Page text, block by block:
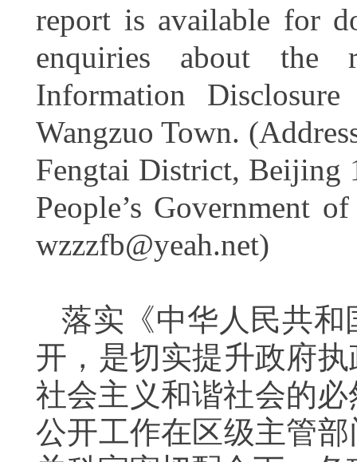
report is available for
enquiries about the
Information
Wangzuo Town.
Fengtai District, Beijing
People’s Government
wzzzfb@yeah.net)
落实《中华人民共
开，是切实提升政府
社会主义和谐社会的
公开工作在区级主管